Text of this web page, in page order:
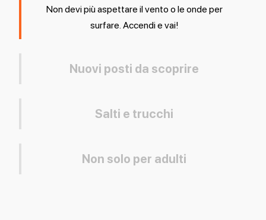
Non devi più aspettare il vento o le onde per
surfare. Accendi e vai!
Nuovi posti da scoprire
Salti e trucchi
Non solo per adulti